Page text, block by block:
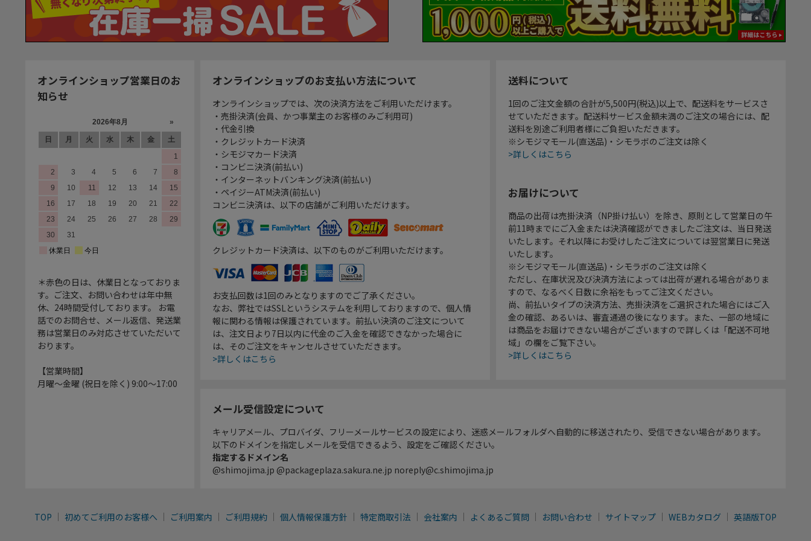
オンラインショップ営業日のお
知らせ
＊赤色の日は、休業日となっておりま
す。ご注文、お問い合わせは年中無
休、24時間受付しております。 お電
話でのお問合せ、メール返信、発送業
務は営業日のみ対応させていただいて
おります。
【営業時間】
月曜～金曜 (祝日を除く) 9:00～17:00
オンラインショップのお支払い方法について
オンラインショップでは、次の決済方法をご利用いただけます。
・売掛決済(会員、かつ事業主のお客様のみご利用可)
・代金引換
・クレジットカード決済
・シモジマカード決済
・コンビニ決済(前払い)
・インターネットバンキング決済(前払い)
・ペイジーATM決済(前払い)
コンビニ決済は、以下の店舗がご利用いただけます。
クレジットカード決済は、以下のものがご利用いただけます。
お支払回数は1回のみとなりますのでご了承ください。
なお、弊社ではSSLというシステムを利用しておりますので、個人情
報に関わる情報は保護されています。前払い決済のご注文について
は、注文日より7日以内に代金のご入金を確認できなかった場合に
は、そのご注文をキャンセルさせていただきます。
>詳しくはこちら
送料について
1回のご注文金額の合計が5,500円(税込)以上で、配送料をサービスさ
せていただきます。配送料サービス金額未満のご注文の場合には、配
送料を別途ご利用者様にご負担いただきます。
※シモジマモール(直送品)・シモラボのご注文は除く
>詳しくはこちら
お届けについて
商品の出荷は売掛決済（NP掛け払い）を除き、原則として営業日の午
前11時までにご入金または決済確認ができましたご注文は、当日発送
いたします。それ以降にお受けしたご注文については翌営業日に発送
いたします。
※シモジマモール(直送品)・シモラボのご注文は除く
ただし、在庫状況及び決済方法によっては出荷が遅れる場合がありま
すので、なるべく日数に余裕をもってご注文ください。
尚、前払いタイプの決済方法、売掛決済をご選択された場合にはご入
金の確認、あるいは、審査通過の後になります。また、一部の地域に
は商品をお届けできない場合がございますので詳しくは「配送不可地
域」の欄をご覧下さい。
>詳しくはこちら
メール受信設定について
キャリアメール、プロバイダ、フリーメールサービスの設定により、迷惑メールフォルダへ自動的に移送されたり、受信できない場合があります。
以下のドメインを指定しメールを受信できるよう、設定をご確認ください。
指定するドメイン名
@shimojima.jp @packageplaza.sakura.ne.jp noreply@c.shimojima.jp
TOP 初めてご利用のお客様へ ご利用案内 ご利用規約 個人情報保護方針 特定商取引法 会社案内 よくあるご質問 お問い合わせ サイトマップ WEBカタログ 英語版TOP